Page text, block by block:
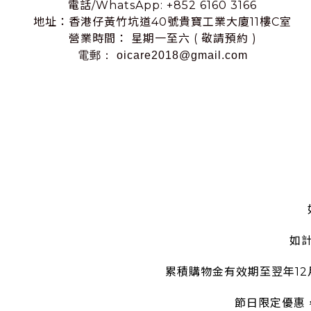
電話/WhatsApp: +852 6160 3166
地址：香港仔黃竹坑道40號貴寶工業大廈11樓C室
營業時間： 星期一至六 ( 敬請預約 )
電郵： oicare2018@gmail.com
如
累積購物金有效期至翌年
節日限定優惠